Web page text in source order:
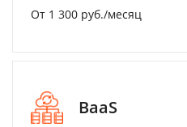
От 1 300 руб./месяц
BaaS